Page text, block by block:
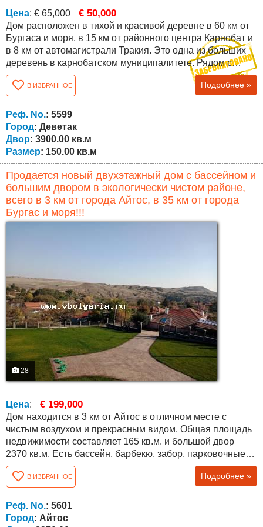
Цена: € 65,000 € 50,000
Дом расположен в тихой и красивой деревне в 60 км от
Бургаса и моря, в 15 км от районного центра Карнобат и
в 8 км от автомагистрали Тракия. Это одна из больших
деревень в карнобатском муниципалитете. Рядом с
селом в 15-16 км к западу от Карнобата находится
Стралджанское озеро. Дом имеет общую застроенную
площадь 150 кв.м., а двор имеет площадь 3900 кв.м .
Недвижимость полностью реконструирована, с
обновлением всех видов установок, кровли,...
В ИЗБРАННОЕ Подробнее »
Реф. No.: 5599
Город: Деветак
Двор: 3900.00 кв.м
Размер: 150.00 кв.м
Продается новый двухэтажный дом с бассейном и
большим двором в экологически чистом районе,
всего в 3 км от города Айтос, в 35 км от города
Бургас и моря!!!
28
Цена: € 199,000
Дом находится в 3 км от Айтос в отличном месте с
чистым воздухом и прекрасным видом. Общая площадь
недвижимости составляет 165 кв.м. и большой двор
2370 кв.м. Есть бассейн, барбекю, забор, парковочные
места и многое другое. Дом утеплен качественными
теплоизоляционными материалами снаружи 10 см
пенополистиролом и каменной ватой изнутри.
Отопление осуществляется комбинированным
автоматизированным котлом с водяным подогревом
В ИЗБРАННОЕ Подробнее »
Реф. No.: 5601
Город: Айтос